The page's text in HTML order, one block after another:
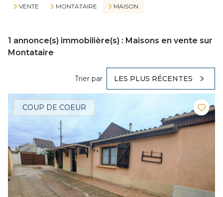
VENTE
MONTATAIRE MAISON
1 annonce(s) immobilière(s) : Maisons en vente sur
Montataire
Trier par LES PLUS RÉCENTES
COUP DE COEUR